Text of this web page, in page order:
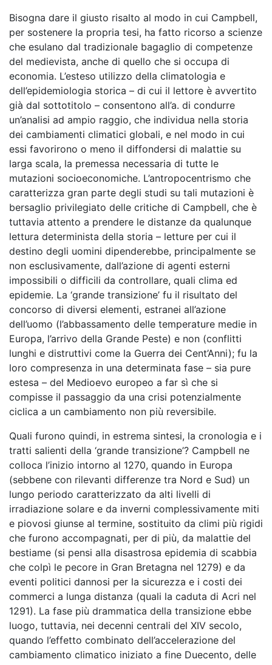
Bisogna dare il giusto risalto al modo in cui Campbell,
per sostenere la propria tesi, ha fatto ricorso a scienze
che esulano dal tradizionale bagaglio di competenze
del medievista, anche di quello che si occupa di
economia. L’esteso utilizzo della climatologia e
dell’epidemiologia storica – di cui il lettore è avvertito
già dal sottotitolo – consentono all’a. di condurre
un’analisi ad ampio raggio, che individua nella storia
dei cambiamenti climatici globali, e nel modo in cui
essi favorirono o meno il diffondersi di malattie su
larga scala, la premessa necessaria di tutte le
mutazioni socioeconomiche. L’antropocentrismo che
caratterizza gran parte degli studi su tali mutazioni è
bersaglio privilegiato delle critiche di Campbell, che è
tuttavia attento a prendere le distanze da qualunque
lettura determinista della storia – letture per cui il
destino degli uomini dipenderebbe, principalmente se
non esclusivamente, dall’azione di agenti esterni
impossibili o difficili da controllare, quali clima ed
epidemie. La ‘grande transizione’ fu il risultato del
concorso di diversi elementi, estranei all’azione
dell’uomo (l’abbassamento delle temperature medie in
Europa, l’arrivo della Grande Peste) e non (conflitti
lunghi e distruttivi come la Guerra dei Cent’Anni); fu la
loro compresenza in una determinata fase – sia pure
estesa – del Medioevo europeo a far sì che si
compisse il passaggio da una crisi potenzialmente
ciclica a un cambiamento non più reversibile.
Quali furono quindi, in estrema sintesi, la cronologia e i
tratti salienti della ‘grande transizione’? Campbell ne
colloca l’inizio intorno al 1270, quando in Europa
(sebbene con rilevanti differenze tra Nord e Sud) un
lungo periodo caratterizzato da alti livelli di
irradiazione solare e da inverni complessivamente miti
e piovosi giunse al termine, sostituito da climi più rigidi
che furono accompagnati, per di più, da malattie del
bestiame (si pensi alla disastrosa epidemia di scabbia
che colpì le pecore in Gran Bretagna nel 1279) e da
eventi politici dannosi per la sicurezza e i costi dei
commerci a lunga distanza (quali la caduta di Acri nel
1291). La fase più drammatica della transizione ebbe
luogo, tuttavia, nei decenni centrali del XIV secolo,
quando l’effetto combinato dell’accelerazione del
cambiamento climatico iniziato a fine Duecento, delle